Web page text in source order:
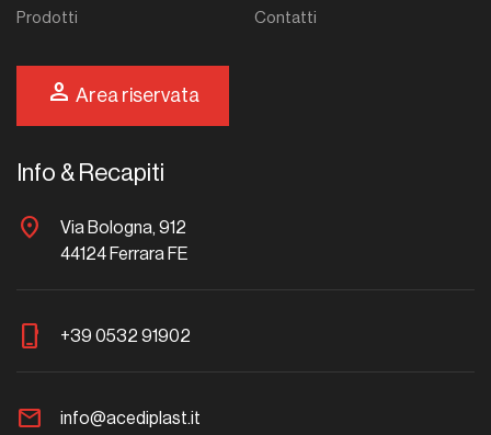
Prodotti Contatti
person Area riservata
Info & Recapiti
location_on
Via Bologna, 912
44124 Ferrara FE
phone_iphone +39 0532 91902
mail info@acediplast.it